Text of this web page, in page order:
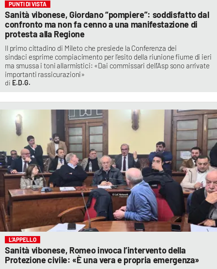
PUNTI DI VISTA
Sanità vibonese, Giordano “pompiere”: soddisfatto dal
confronto ma non fa cenno a una manifestazione di
protesta alla Regione
Il primo cittadino di Mileto che presiede la Conferenza dei
sindaci esprime compiacimento per l’esito della riunione fiume di ieri
ma smussa i toni allarmistici: «Dai commissari dell’Asp sono arrivate
importanti rassicurazioni»
E.D.G.
L’APPELLO
Sanità vibonese, Romeo invoca l’intervento della
Protezione civile: «È una vera e propria emergenza»